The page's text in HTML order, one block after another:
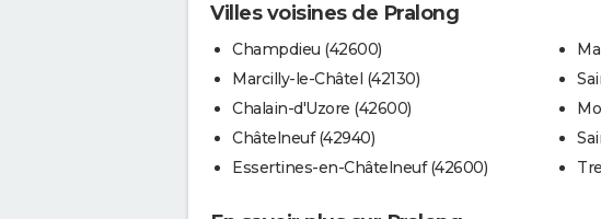
Villes voisines de Pralong
Champdieu (42600)
Marcilly-le-Châtel (42130)
Chalain-d'Uzore (42600)
Châtelneuf (42940)
Essertines-en-Châtelneuf (42600)